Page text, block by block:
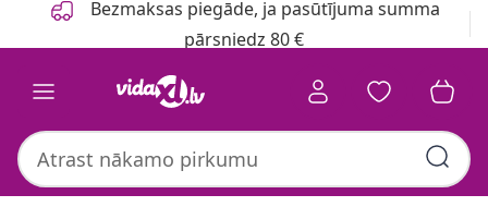
Bezmaksas piegāde, ja pasūtījuma summa
pārsniedz 80 €